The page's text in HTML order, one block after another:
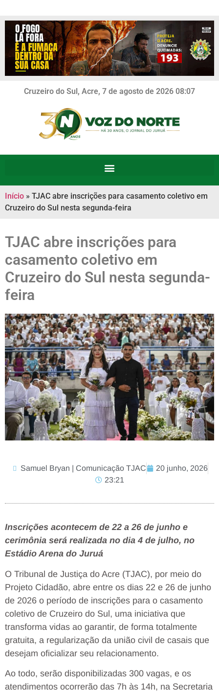
Cruzeiro do Sul, Acre, 7 de agosto de 2026 08:07
Início » TJAC abre inscrições para casamento coletivo em
Cruzeiro do Sul nesta segunda-feira
TJAC abre inscrições para
casamento coletivo em
Cruzeiro do Sul nesta segunda-
feira
Samuel Bryan | Comunicação TJAC
20 junho, 2026
23:21
Inscrições acontecem de 22 a 26 de junho e
cerimônia será realizada no dia 4 de julho, no
Estádio Arena do Juruá
O Tribunal de Justiça do Acre (TJAC), por meio do
Projeto Cidadão, abre entre os dias 22 e 26 de junho
de 2026 o período de inscrições para o casamento
coletivo de Cruzeiro do Sul, uma iniciativa que
transforma vidas ao garantir, de forma totalmente
gratuita, a regularização da união civil de casais que
desejam oficializar seu relacionamento.
Ao todo, serão disponibilizadas 300 vagas, e os
atendimentos ocorrerão das 7h às 14h, na Secretaria